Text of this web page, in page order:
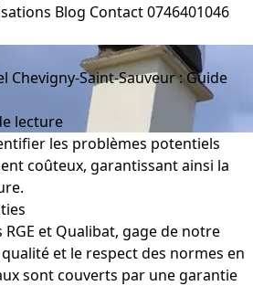
Blog Contact0746401046
Chevigny-Saint-Sauveur : Guide
lecture
les problèmes potentiels
coûteux, garantissant ainsi la
et Qualibat, gage de notre
et le respect des normes en
sont couverts par une garantie